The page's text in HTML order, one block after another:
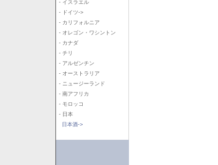
- イスラエル
- ドイツ->
- カリフォルニア
- オレゴン・ワシントン
- カナダ
- チリ
- アルゼンチン
- オーストラリア
- ニュージーランド
- 南アフリカ
- モロッコ
- 日本
日本酒->